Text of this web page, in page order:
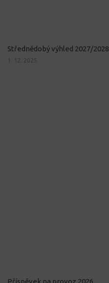
Střednědobý výhled 2027/2028
1. 12. 2025